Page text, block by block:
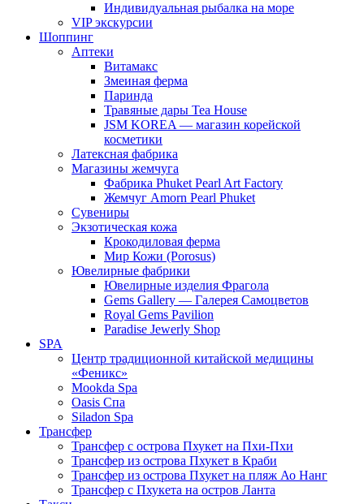
Индивидуальная рыбалка на море
VIP экскурсии
Шоппинг
Аптеки
Витамакс
Змеиная ферма
Паринда
Травяные дары Tea House
JSM KOREA — магазин корейской
косметики
Латексная фабрика
Магазины жемчуга
Фабрика Phuket Pearl Art Factory
Жемчуг Amorn Pearl Phuket
Сувениры
Экзотическая кожа
Крокодиловая ферма
Мир Кожи (Porosus)
Ювелирные фабрики
Ювелирные изделия Фрагола
Gems Gallery — Галерея Самоцветов
Royal Gems Pavilion
Paradise Jewerly Shop
SPA
Центр традиционной китайской медицины
«Феникс»
Mookda Spa
Oasis Спа
Siladon Spa
Трансфер
Трансфер с острова Пхукет на Пхи-Пхи
Трансфер из острова Пхукет в Краби
Трансфер из острова Пхукет на пляж Ао Нанг
Трансфер с Пхукета на остров Ланта